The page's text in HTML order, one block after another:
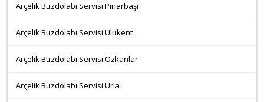
Arçelik Buzdolabı Servisi Pınarbaşı
Arçelik Buzdolabı Servisi Ulukent
Arçelik Buzdolabı Servisi Özkanlar
Arçelik Buzdolabı Servisi Urla